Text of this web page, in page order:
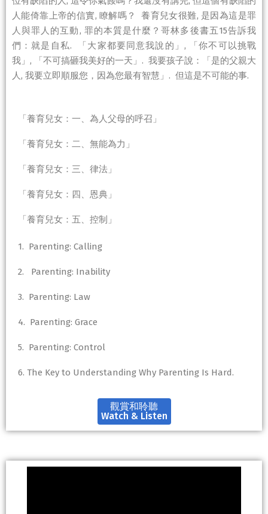
人能倚靠上帝的信實, 瞭解嗎？ 養育兒女很難, 是因為這是罪
人與罪人的互動, 罪的本質是什麼？哥林多後書五15告訴我
們：就是自私. 「大家都要同意我說的」, 「你不可以挑戰
我」, 「不可搞砸我美好的一天」. 我要孩子說：「是的父親大
人, 我要立即順服您，因為您最有智慧」. 但這是不可能的事.
「養育兒女：一、為人父母的呼召」
「養育兒女：二、無能為力」
「養育兒女：三、律法」
「養育兒女：四、恩典」
「養育兒女：五、控制」
1. Parenting: Calling
2. Parenting: Inability
3. Parenting: Law
4. Parenting: Grace
5. Parenting: Control
6. The Key to Understanding Why Parenting Is Hard.
觀賞和聆聽
Watch & Listen